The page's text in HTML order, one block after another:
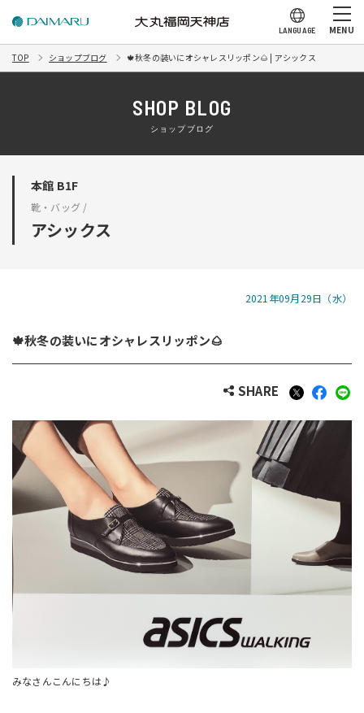
LANGUAGE MENU
TOP ショップブログ 🍁秋冬の装いにオシャレスリッポン🌰 | アシックス
SHOP BLOG
ショップブログ
本館 B1F
靴・バッグ /
アシックス
2021年09月29日（水）
🍁秋冬の装いにオシャレスリッポン🌰
SHARE
みなさんこんにちは♪